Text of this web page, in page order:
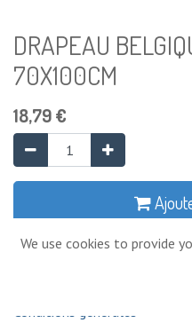
DRAPEAU
70X100CM
18,79€
Ajouter à la liste de souhaits
Conditions générales
We use cookies to provide